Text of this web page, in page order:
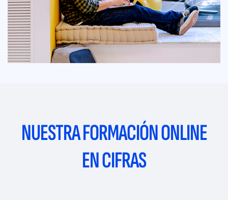
NUESTRA FORMACIÓN ONLINE
EN CIFRAS